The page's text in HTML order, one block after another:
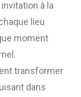
à la
lieu
moment
transformer
dans